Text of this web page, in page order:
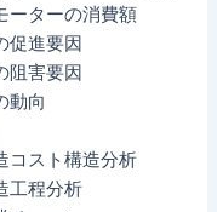
ーターの消費額
促進要因
阻害要因
動向
コスト構造分析
工程分析